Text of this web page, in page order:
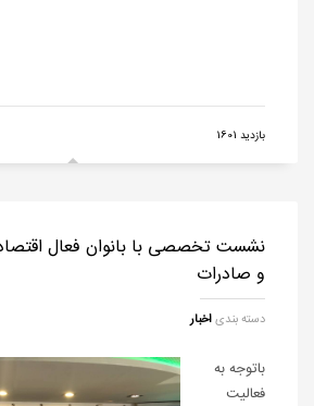
بازدید 1601
نشست تخصصی با بانوان فعال
و صادرات
دسته بندیاخبار
باتوجه به
فعالیت